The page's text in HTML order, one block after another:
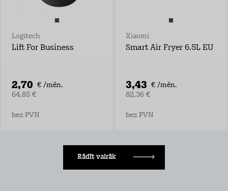
Logitech
Lift For Business
2,70 € /mēn.
64,85 €
bez PVN
Xiaomi
Smart Air Fryer 6.5L EU
3,43 € /mēn.
82,36 €
bez PVN
Rādīt vairāk